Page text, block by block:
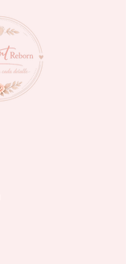
mañanas! 🚀